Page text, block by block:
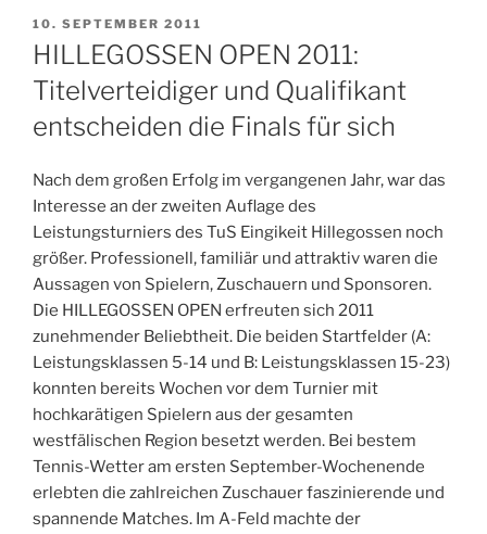
VERÖFFENTLICHT
AM
10. SEPTEMBER 2011
HILLEGOSSEN OPEN 2011:
Titelverteidiger und Qualifikant
entscheiden die Finals für sich
Nach dem großen Erfolg im vergangenen Jahr, war das
Interesse an der zweiten Auflage des
Leistungsturniers des TuS Eingikeit Hillegossen noch
größer. Professionell, familiär und attraktiv waren die
Aussagen von Spielern, Zuschauern und Sponsoren.
Die HILLEGOSSEN OPEN erfreuten sich 2011
zunehmender Beliebtheit. Die beiden Startfelder (A:
Leistungsklassen 5-14 und B: Leistungsklassen 15-23)
konnten bereits Wochen vor dem Turnier mit
hochkarätigen Spielern aus der gesamten
westfälischen Region besetzt werden. Bei bestem
Tennis-Wetter am ersten September-Wochenende
erlebten die zahlreichen Zuschauer faszinierende und
spannende Matches. Im A-Feld machte der